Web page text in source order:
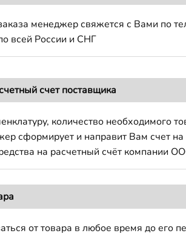
менеджер свяжется с Вами по
всей России и СНГ
счет поставщика
количество необходимого
сформирует и направит Вам счет на
на расчетный счёт компании
от товара в любое время до его